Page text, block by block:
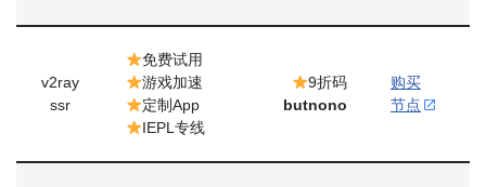
v2ray
ssr
免费试用
游戏加速
定制App
IEPL专线
9折码
butnono
购买
节点